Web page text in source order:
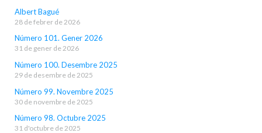
Albert Bagué
28 de febrer de 2026
Número 101. Gener 2026
31 de gener de 2026
Número 100. Desembre 2025
29 de desembre de 2025
Número 99. Novembre 2025
30 de novembre de 2025
Número 98. Octubre 2025
31 d'octubre de 2025